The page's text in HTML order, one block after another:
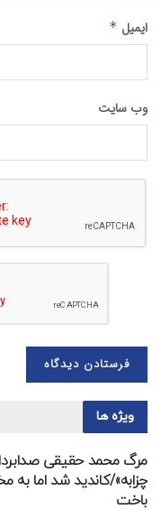
ایمیل *
وب‌ سایت
ویژه ها
مرگ محمد حقیقی
چزابه»/کاندید شد اما به
باخت